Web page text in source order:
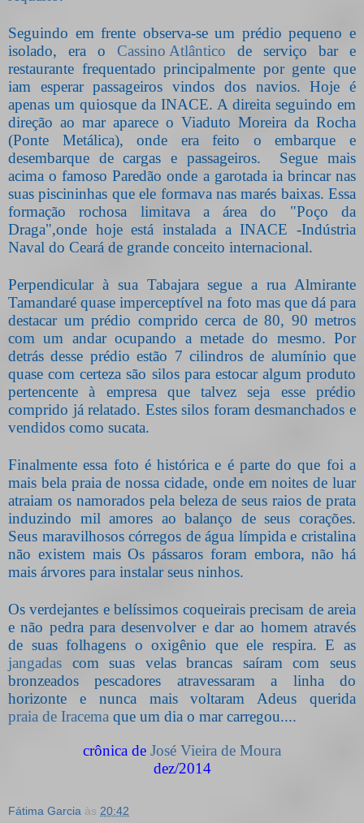
Seguindo em frente observa-se um prédio pequeno e
isolado, era o Cassino Atlântico de serviço bar e
restaurante frequentado principalmente por gente que
iam esperar passageiros vindos dos navios. Hoje é
apenas um quiosque da INACE. A direita seguindo em
direção ao mar aparece o Viaduto Moreira da Rocha
(Ponte Metálica), onde era feito o embarque e
desembarque de cargas e passageiros.
Segue mais
acima o famoso Paredão onde a garotada ia brincar nas
suas piscininhas que ele formava nas marés baixas. Essa
formação rochosa limitava a área do "Poço da
Draga",onde hoje está instalada a INACE -Indústria
Naval do Ceará de grande conceito internacional.
Perpendicular à sua Tabajara segue a rua Almirante
Tamandaré quase imperceptível na foto mas que dá para
destacar um prédio comprido cerca de 80, 90 metros
com um andar ocupando a metade do mesmo. Por
detrás desse prédio estão 7 cilindros de alumínio que
quase com certeza são silos para estocar algum produto
pertencente à empresa que talvez seja esse prédio
comprido já relatado. Estes silos foram desmanchados e
vendidos como sucata.
Finalmente essa foto é histórica e é parte do que foi a
mais bela praia de nossa cidade, onde em noites de luar
atraiam os namorados pela beleza de seus raios de prata
induzindo mil amores ao balanço de seus corações.
Seus maravilhosos córregos de água límpida e cristalina
não existem mais Os pássaros foram embora, não há
mais árvores para instalar seus ninhos.
Os verdejantes e belíssimos coqueirais precisam de areia
e não pedra para desenvolver e dar ao homem através
de suas folhagens o oxigênio que ele respira. E as
jangadas com suas velas brancas saíram com seus
bronzeados pescadores atravessaram a linha do
horizonte e nunca mais voltaram Adeus querida
praia de Iracema que um dia o mar carregou....
crônica de José Vieira de Moura
dez/2014
Fátima Garcia às 20:42